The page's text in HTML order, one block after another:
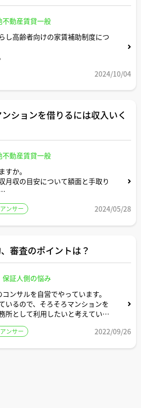
不動産賃貸一般
し高齢者向けの家賃補助制度につ
2024/10/04
ションを借りるには収入いく
不動産賃貸一般
すか。
月収の目安について額面と手取り
て目安も変わると思いますので適
ンサー 2024/05/28
審査のポイントは？
保証人側の悩み
ンサルを自営でやっています。
いるので、そろそろマンションを
所として利用したいと考えていま
ンサー 2022/09/26